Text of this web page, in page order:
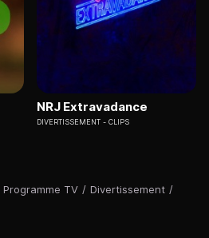
Programme TV / Divertissement /
NRJ Extravadance
DIVERTISSEMENT CLIPS